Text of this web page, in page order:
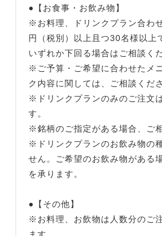
●【お食事・お飲み物】
※お料理、ドリンクプラン合わ
円（税別）以上且つ30名様以上
いずれか下回る場合はご相談く
※ご予算・ご希望に合わせたメ
ク内容に関しては、ご相談くださ
※ドリンクプランのみのご注文
す。
※銘柄のご指定がある場合、ご
※ドリンクプランのお飲み物の
せん。ご希望のお飲み物がある
を承ります。
●【その他】
※お料理、お飲物は人数分のご
ます。